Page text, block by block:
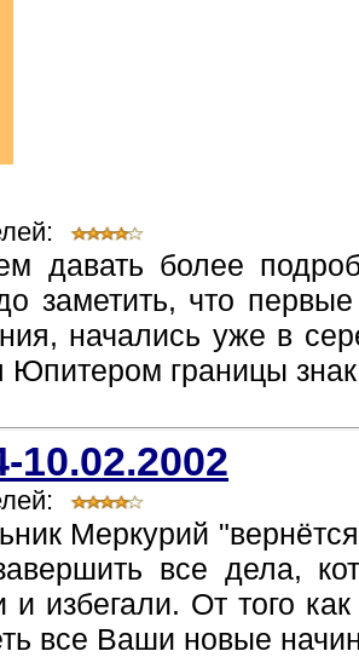
давать более
заметить, что
начались уже в
Юпитером границы
10.02.2002
Меркурий
все дела,
и избегали. От того
все Ваши новые